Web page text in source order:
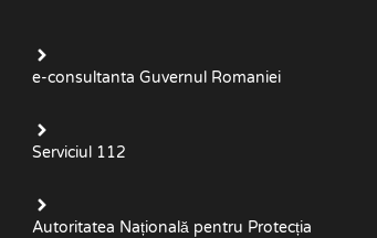
e-consultanta Guvernul Romaniei
Serviciul 112
Autoritatea Națională pentru Protecția